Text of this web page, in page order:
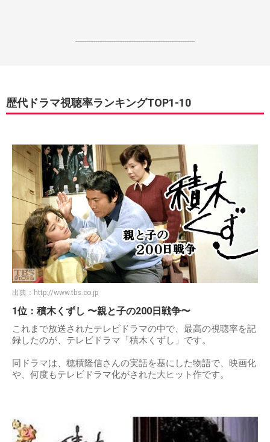
------------------------------------------------------------------
歴代ドラマ視聴率ランキングTOP1-10
出典： http://www.tbs.co.jp
1位：積木くずし 〜親と子の200日戦争〜
これまで放送されたテレビドラマの中で、最高の視聴率を記
録したのが、テレビドラマ「積木くずし」です。
同ドラマは、穂積隆信さんの実話を基にした物語で、映画化
や、何度もテレビドラマ化がされた大ヒット作です。